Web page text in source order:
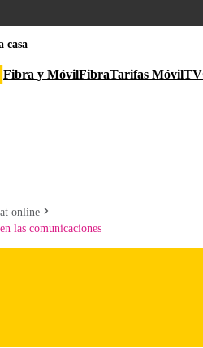
casa
Fibra y MóvilFibraTarifas MóvilTV
online
las comunicaciones